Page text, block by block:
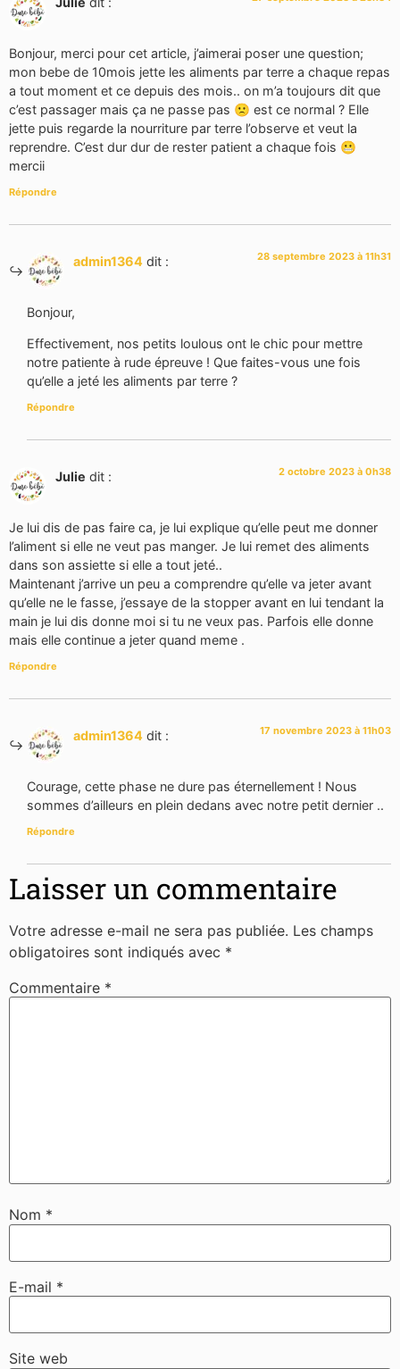
Bonjour, merci pour cet article, j’aimerai poser une question;
mon bebe de 10mois jette les aliments par terre a chaque repas
a tout moment et ce depuis des mois.. on m’a toujours dit que
c’est passager mais ça ne passe pas 🙁 est ce normal ? Elle
jette puis regarde la nourriture par terre l’observe et veut la
reprendre. C’est dur dur de rester patient a chaque fois 😬
mercii
Répondre
admin1364 dit : 28 septembre 2023 à 11h31
Bonjour,
Effectivement, nos petits loulous ont le chic pour mettre
notre patiente à rude épreuve ! Que faites-vous une fois
qu’elle a jeté les aliments par terre ?
Répondre
Julie dit : 2 octobre 2023 à 0h38
Je lui dis de pas faire ca, je lui explique qu’elle peut me donner
l’aliment si elle ne veut pas manger. Je lui remet des aliments
dans son assiette si elle a tout jeté..
Maintenant j’arrive un peu a comprendre qu’elle va jeter avant
qu’elle ne le fasse, j’essaye de la stopper avant en lui tendant la
main je lui dis donne moi si tu ne veux pas. Parfois elle donne
mais elle continue a jeter quand meme .
Répondre
admin1364 dit : 17 novembre 2023 à 11h03
Courage, cette phase ne dure pas éternellement ! Nous
sommes d’ailleurs en plein dedans avec notre petit dernier ..
Répondre
Laisser un commentaire
Votre adresse e-mail ne sera pas publiée. Les champs
obligatoires sont indiqués avec *
Commentaire *
Nom *
E-mail *
Site web